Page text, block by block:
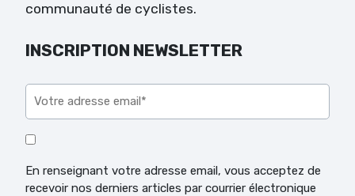
communauté de cyclistes.
INSCRIPTION NEWSLETTER
En renseignant votre adresse email, vous acceptez de
recevoir nos derniers articles par courrier électronique